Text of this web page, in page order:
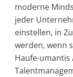
moderne
jeder
einstellen, in
werden, wenn
Haufe-